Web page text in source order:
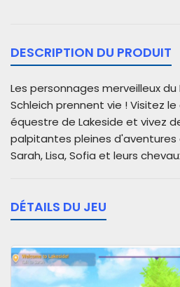
DESCRIPTION DU PRODUIT
Les personnages merveilleux du
Schleich prennent vie ! Visitez
équestre de Lakeside et vivez
palpitantes pleines d'aventures
Sarah, Lisa, Sofia et leurs
DÉTAILS DU JEU